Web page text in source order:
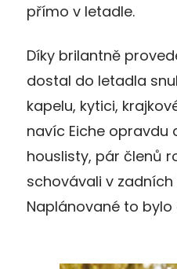
přímo v letadle.
Díky brilantně
dostal do letadla
kapelu, kytici,
navíc Eiche opravdu
houslisty, pár členů
schovávali v
Naplánované to